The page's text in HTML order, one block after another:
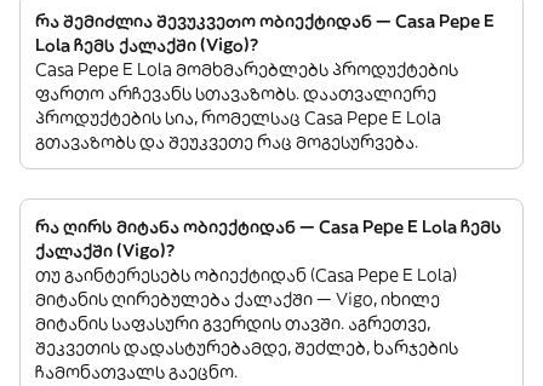
რა შემიძლია შევუკვეთო ობიექტიდან — Casa Pepe E
Lola ჩემს ქალაქში (Vigo)?
Casa Pepe E Lola მომხმარებლებს პროდუქტების
ფართო არჩევანს სთავაზობს. დაათვალიერე
პროდუქტების სია, რომელსაც Casa Pepe E Lola
გთავაზობს და შეუკვეთე რაც მოგესურვება.
რა ღირს მიტანა ობიექტიდან — Casa Pepe E Lola ჩემს
ქალაქში (Vigo)?
თუ გაინტერესებს ობიექტიდან (Casa Pepe E Lola)
მიტანის ღირებულება ქალაქში — Vigo, იხილე
მიტანის საფასური გვერდის თავში. აგრეთვე,
შეკვეთის დადასტურებამდე, შეძლებ, ხარჯების
ჩამონათვალს გაეცნო.